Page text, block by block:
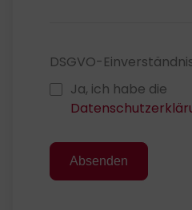
DSGVO-
Ja, ich habe die
Absenden